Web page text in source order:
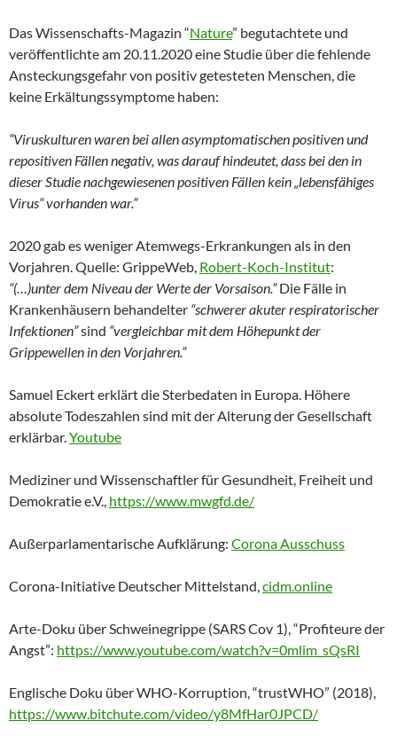
Das Wissenschafts-Magazin “Nature” begutachtete und
veröffentlichte am 20.11.2020 eine Studie über die fehlende
Ansteckungsgefahr von positiv getesteten Menschen, die
keine Erkältungssymptome haben:
“Viruskulturen waren bei allen asymptomatischen positiven und
repositiven Fällen negativ, was darauf hindeutet, dass bei den in
dieser Studie nachgewiesenen positiven Fällen kein „lebensfähiges
Virus“ vorhanden war.”
2020 gab es weniger Atemwegs-Erkrankungen als in den
Vorjahren. Quelle: GrippeWeb, Robert-Koch-Institut:
“(…)unter dem Niveau der Werte der Vorsaison.”Die Fälle in
Krankenhäusern behandelter “schwerer akuter respiratorischer
Infektionen”sind “vergleichbar mit dem Höhepunkt der
Grippewellen in den Vorjahren.”
Samuel Eckert erklärt die Sterbedaten in Europa. Höhere
absolute Todeszahlen sind mit der Alterung der Gesellschaft
erklärbar.Youtube
Mediziner und Wissenschaftler für Gesundheit, Freiheit und
Demokratie e.V., https://www.mwgfd.de/
Außerparlamentarische Aufklärung: Corona Ausschuss
Corona-Initiative Deutscher Mittelstand,cidm.online
Arte-Doku über Schweinegrippe (SARS Cov 1), “Profiteure der
Angst”: https://www.youtube.com/watch?v=0mlim_sQsRI
Englische Doku über WHO-Korruption, “trustWHO” (2018),
https://www.bitchute.com/video/y8MfHar0JPCD/